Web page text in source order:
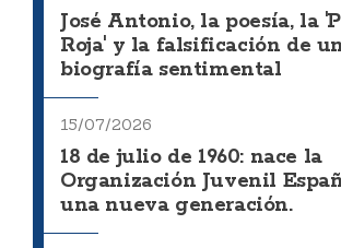
José Antonio, la poesía, la
Roja' y la falsificación de
biografía sentimental
15/07/2026
18 de julio de 1960: nace la
Organización Juvenil
una nueva generación.